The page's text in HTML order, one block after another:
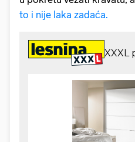
to i nije laka zadaća.